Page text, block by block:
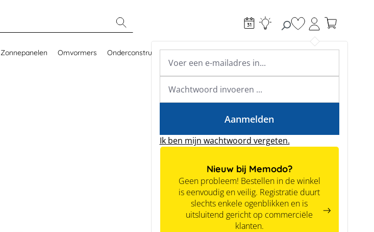
Academy & webinars
Expertkennis
Tools
Je hebt 0 items op
Ik ben mijn wachtwoord vergeten.
Aanmelden
Nieuw bij Memodo?
Geen probleem! Bestellen in de winkel
is eenvoudig en veilig. Registratie duurt
slechts enkele ogenblikken en is
uitsluitend gericht op commerciële
klanten.
Zonnepanelen Omvormers Onderconstructie Toebehoren